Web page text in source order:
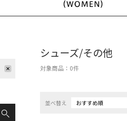
シューズ/その他
対象商品： 0件
並べ替え おすすめ順